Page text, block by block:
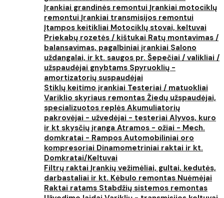
Įrankiai grandinės remontui Įrankiai motociklų
remontui Įrankiai transmisijos remontui
Įtampos keitikliai Motociklų stovai, keltuvai
Priekabų rozetės / kištukai Ratų montavimas /
balansavimas, pagalbiniai įrankiai Salono
uždangalai, ir kt. saugos pr. Šepečiai / valikliai /
užspaudėjai gnybtams Spyruoklių -
amortizatorių suspaudėjai
Stiklų keitimo įrankiai Testeriai / matuokliai
Variklio skyriaus remontas Žiedų užspaudėjai,
specializuotos replės Akumuliatorių
pakrovėjai - užvedėjai - testeriai Alyvos, kuro
ir kt skysčių įranga Atramos - ožiai - Mech.
domkratai - Rampos Automobiliniai oro
kompresoriai Dinamometriniai raktai ir kt.
Domkratai/Keltuvai
Filtrų raktai Įrankių vežimėliai, gultai, kedutės,
darbastaliai ir kt. Kėbulo remontas Nuėmėjai
Raktai ratams Stabdžių sistemos remontas